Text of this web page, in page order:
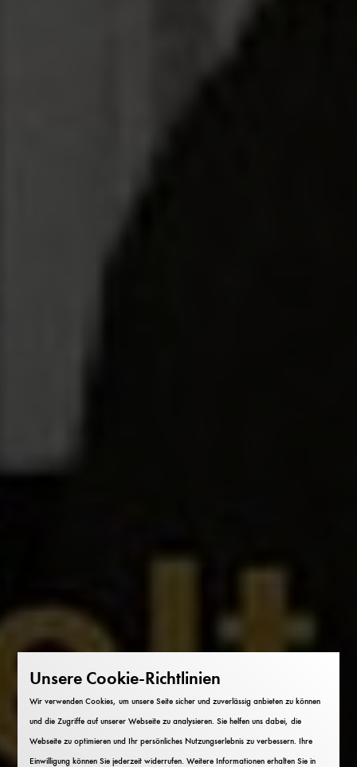
Unsere Cookie-Richtlinien
Wir verwenden Cookies, um unsere Seite sicher und zuverlässig anbieten zu können
und die Zugriffe auf unserer Webseite zu analysieren. Sie helfen uns dabei, die
Webseite zu optimieren und Ihr persönliches Nutzungserlebnis zu verbessern. Ihre
Einwilligung können Sie jederzeit widerrufen. Weitere Informationen erhalten Sie in